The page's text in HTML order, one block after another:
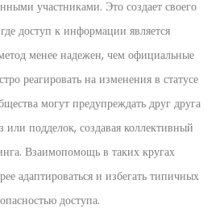
участниками. Это создает своего
доступ к информации является
менее надежен, чем официальные
реагировать на изменения в статусе
могут предупреждать друг друга
подделок, создавая коллективный
Взаимопомощь в таких кругах
адаптироваться и избегать типичных
доступа.